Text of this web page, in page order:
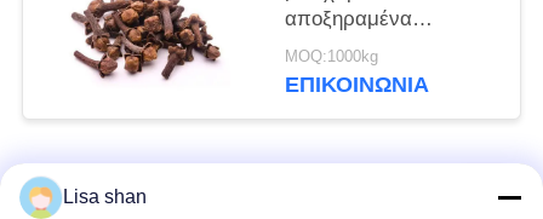
αποξηραμένα
γαρίφαλα με βότανα
για μαγείρεμα
MOQ:1000kg
ΕΠΙΚΟΙΝΩΝΊΑ
Λαϊκή κατηγορία
Lisa shan